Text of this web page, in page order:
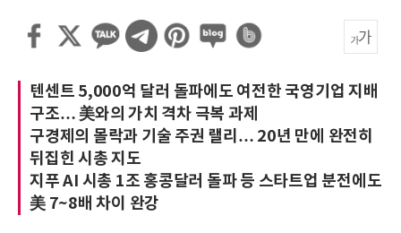
텐센트 5,000억 달러 돌파에도 여전한 국영기업 지배
구조… 美와의 가치 격차 극복 과제
구경제의 몰락과 기술 주권 랠리… 20년 만에 완전히
뒤집힌 시총 지도
지푸 AI 시총 1조 홍콩달러 돌파 등 스타트업 분전에도
美 7~8배 차이 완강